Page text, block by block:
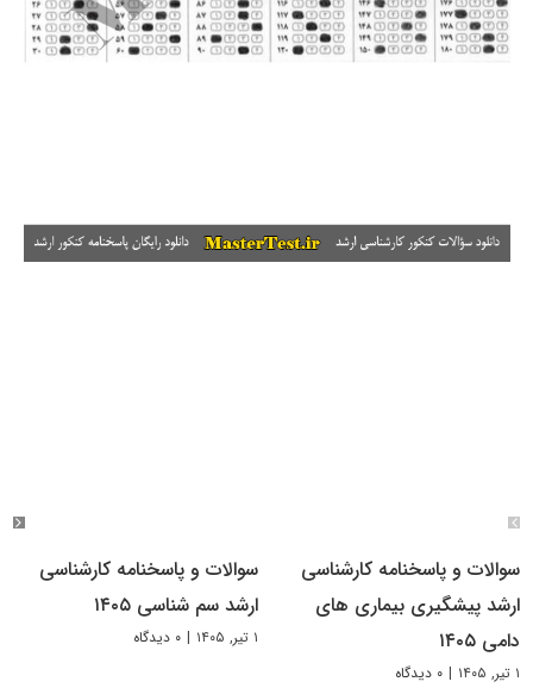
سوالات و پاسخنامه کارشناسی
ارشد پیشگیری بیماری های
دامی ۱۴۰۵
۱ تیر, ۱۴۰۵ | ۰ دیدگاه
سوالات و پاسخنامه کارشناسی
ارشد سم شناسی ۱۴۰۵
۱ تیر, ۱۴۰۵ | ۰ دیدگاه